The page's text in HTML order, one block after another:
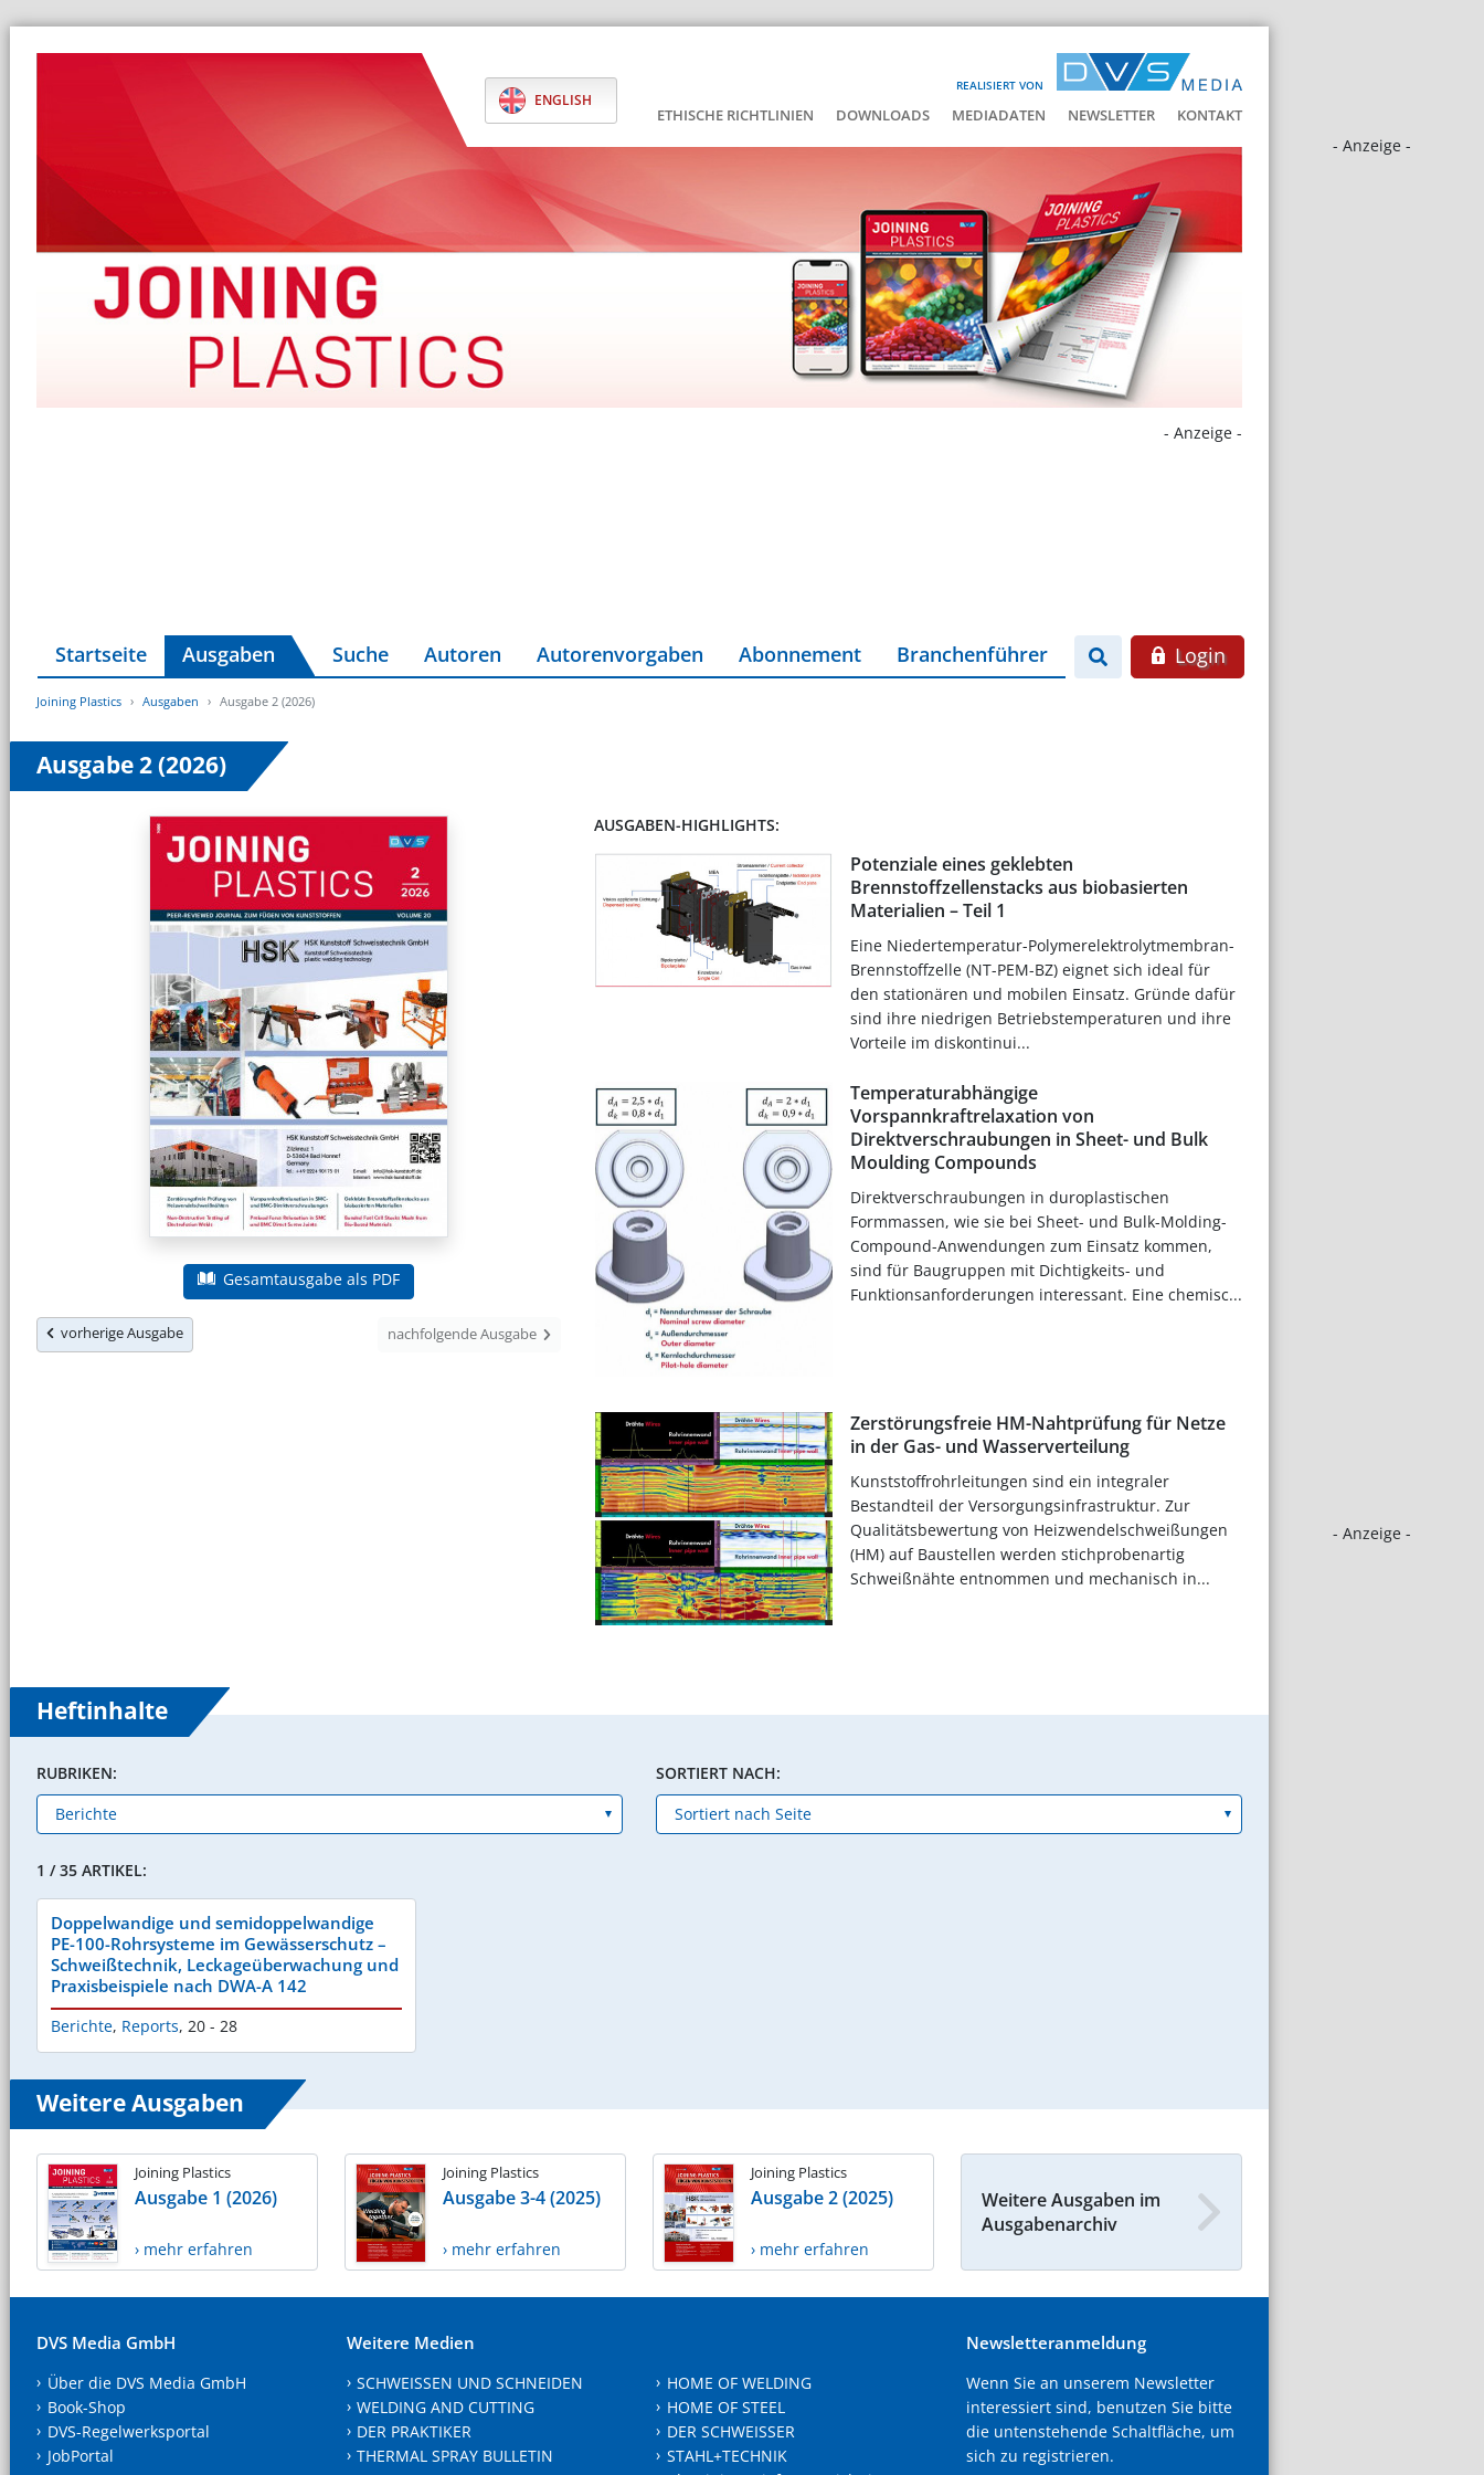
REALISIERT VON
ENGLISH
ETHISCHE RICHTLINIEN DOWNLOADS MEDIADATEN NEWSLETTER KONTAKT
- Anzeige -
- Anzeige -
- Anzeige -
Startseite Ausgaben Suche Autoren Autorenvorgaben Abonnement Branchenführer Login
Joining Plastics Ausgaben Ausgabe 2 (2026)
Ausgabe 2 (2026)
Gesamtausgabe als PDF
vorherige Ausgabe nachfolgende Ausgabe
AUSGABEN-HIGHLIGHTS:
Potenziale eines geklebten
Brennstoffzellenstacks aus biobasierten
Materialien – Teil 1
Eine Niedertemperatur-Polymerelektrolytmembran-
Brennstoffzelle (NT-PEM-BZ) eignet sich ideal für
den stationären und mobilen Einsatz. Gründe dafür
sind ihre niedrigen Betriebstemperaturen und ihre
Vorteile im diskontinui...
Temperaturabhängige
Vorspannkraftrelaxation von
Direktverschraubungen in Sheet- und Bulk
Moulding Compounds
Direktverschraubungen in duroplastischen
Formmassen, wie sie bei Sheet- und Bulk-Molding-
Compound-Anwendungen zum Einsatz kommen,
sind für Baugruppen mit Dichtigkeits- und
Funktionsanforderungen interessant. Eine chemisc...
Zerstörungsfreie HM-Nahtprüfung für Netze
in der Gas- und Wasserverteilung
Kunststoffrohrleitungen sind ein integraler
Bestandteil der Versorgungsinfrastruktur. Zur
Qualitätsbewertung von Heizwendelschweißungen
(HM) auf Baustellen werden stichprobenartig
Schweißnähte entnommen und mechanisch in...
Heftinhalte
RUBRIKEN: SORTIERT NACH:
1 / 35 ARTIKEL:
Doppelwandige und semidoppelwandige
PE-100-Rohrsysteme im Gewässerschutz –
Schweißtechnik, Leckageüberwachung und
Praxisbeispiele nach DWA-A 142
Berichte, Reports, 20 - 28
Weitere Ausgaben
Joining Plastics
Ausgabe 1 (2026)
› mehr erfahren
Joining Plastics
Ausgabe 3-4 (2025)
› mehr erfahren
Joining Plastics
Ausgabe 2 (2025)
› mehr erfahren
Weitere Ausgaben im
Ausgabenarchiv
DVS Media GmbH
Über die DVS Media GmbH
Book-Shop
DVS-Regelwerksportal
JobPortal
Weitere Medien
SCHWEISSEN UND SCHNEIDEN
WELDING AND CUTTING
DER PRAKTIKER
THERMAL SPRAY BULLETIN
HOME OF WELDING
HOME OF STEEL
DER SCHWEISSER
STAHL+TECHNIK
Newsletteranmeldung
Wenn Sie an unserem Newsletter
interessiert sind, benutzen Sie bitte
die untenstehende Schaltfläche, um
sich zu registrieren.